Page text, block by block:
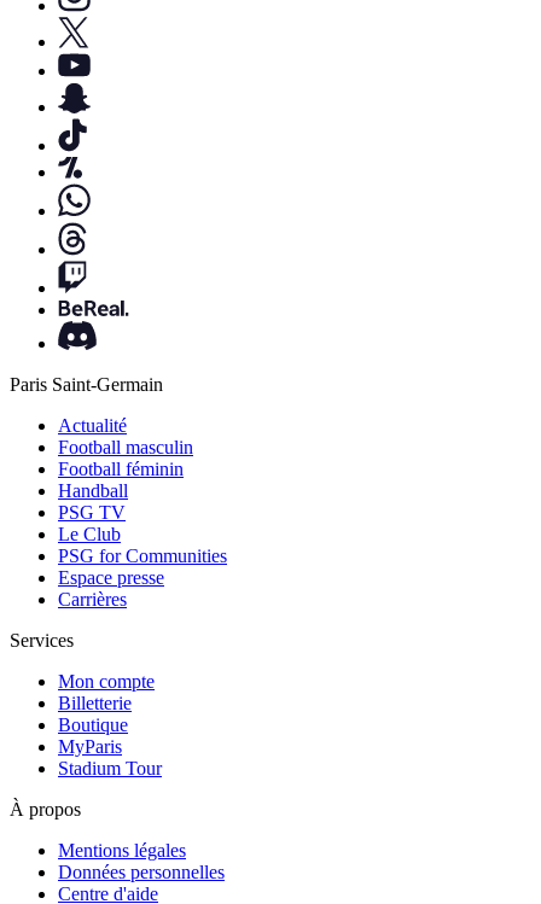
Paris Saint-Germain
Actualité
Football masculin
Football féminin
Handball
PSG TV
Le Club
PSG for Communities
Espace presse
Carrières
Services
Mon compte
Billetterie
Boutique
MyParis
Stadium Tour
À propos
Mentions légales
Données personnelles
Centre d'aide